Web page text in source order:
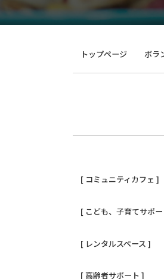
トップページ ボラ
[ コミュニティカフェ ]
[ こども、子育てサポ
[ レンタルスペース ]
[ 高齢者サポート ]